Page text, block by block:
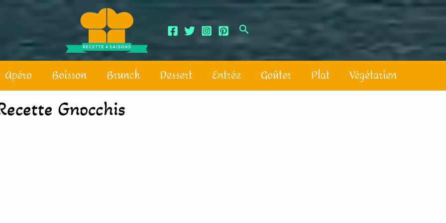
Apéro Boisson Brunch Dessert Entrée Goûter Plat Végétarien
Gnocchis